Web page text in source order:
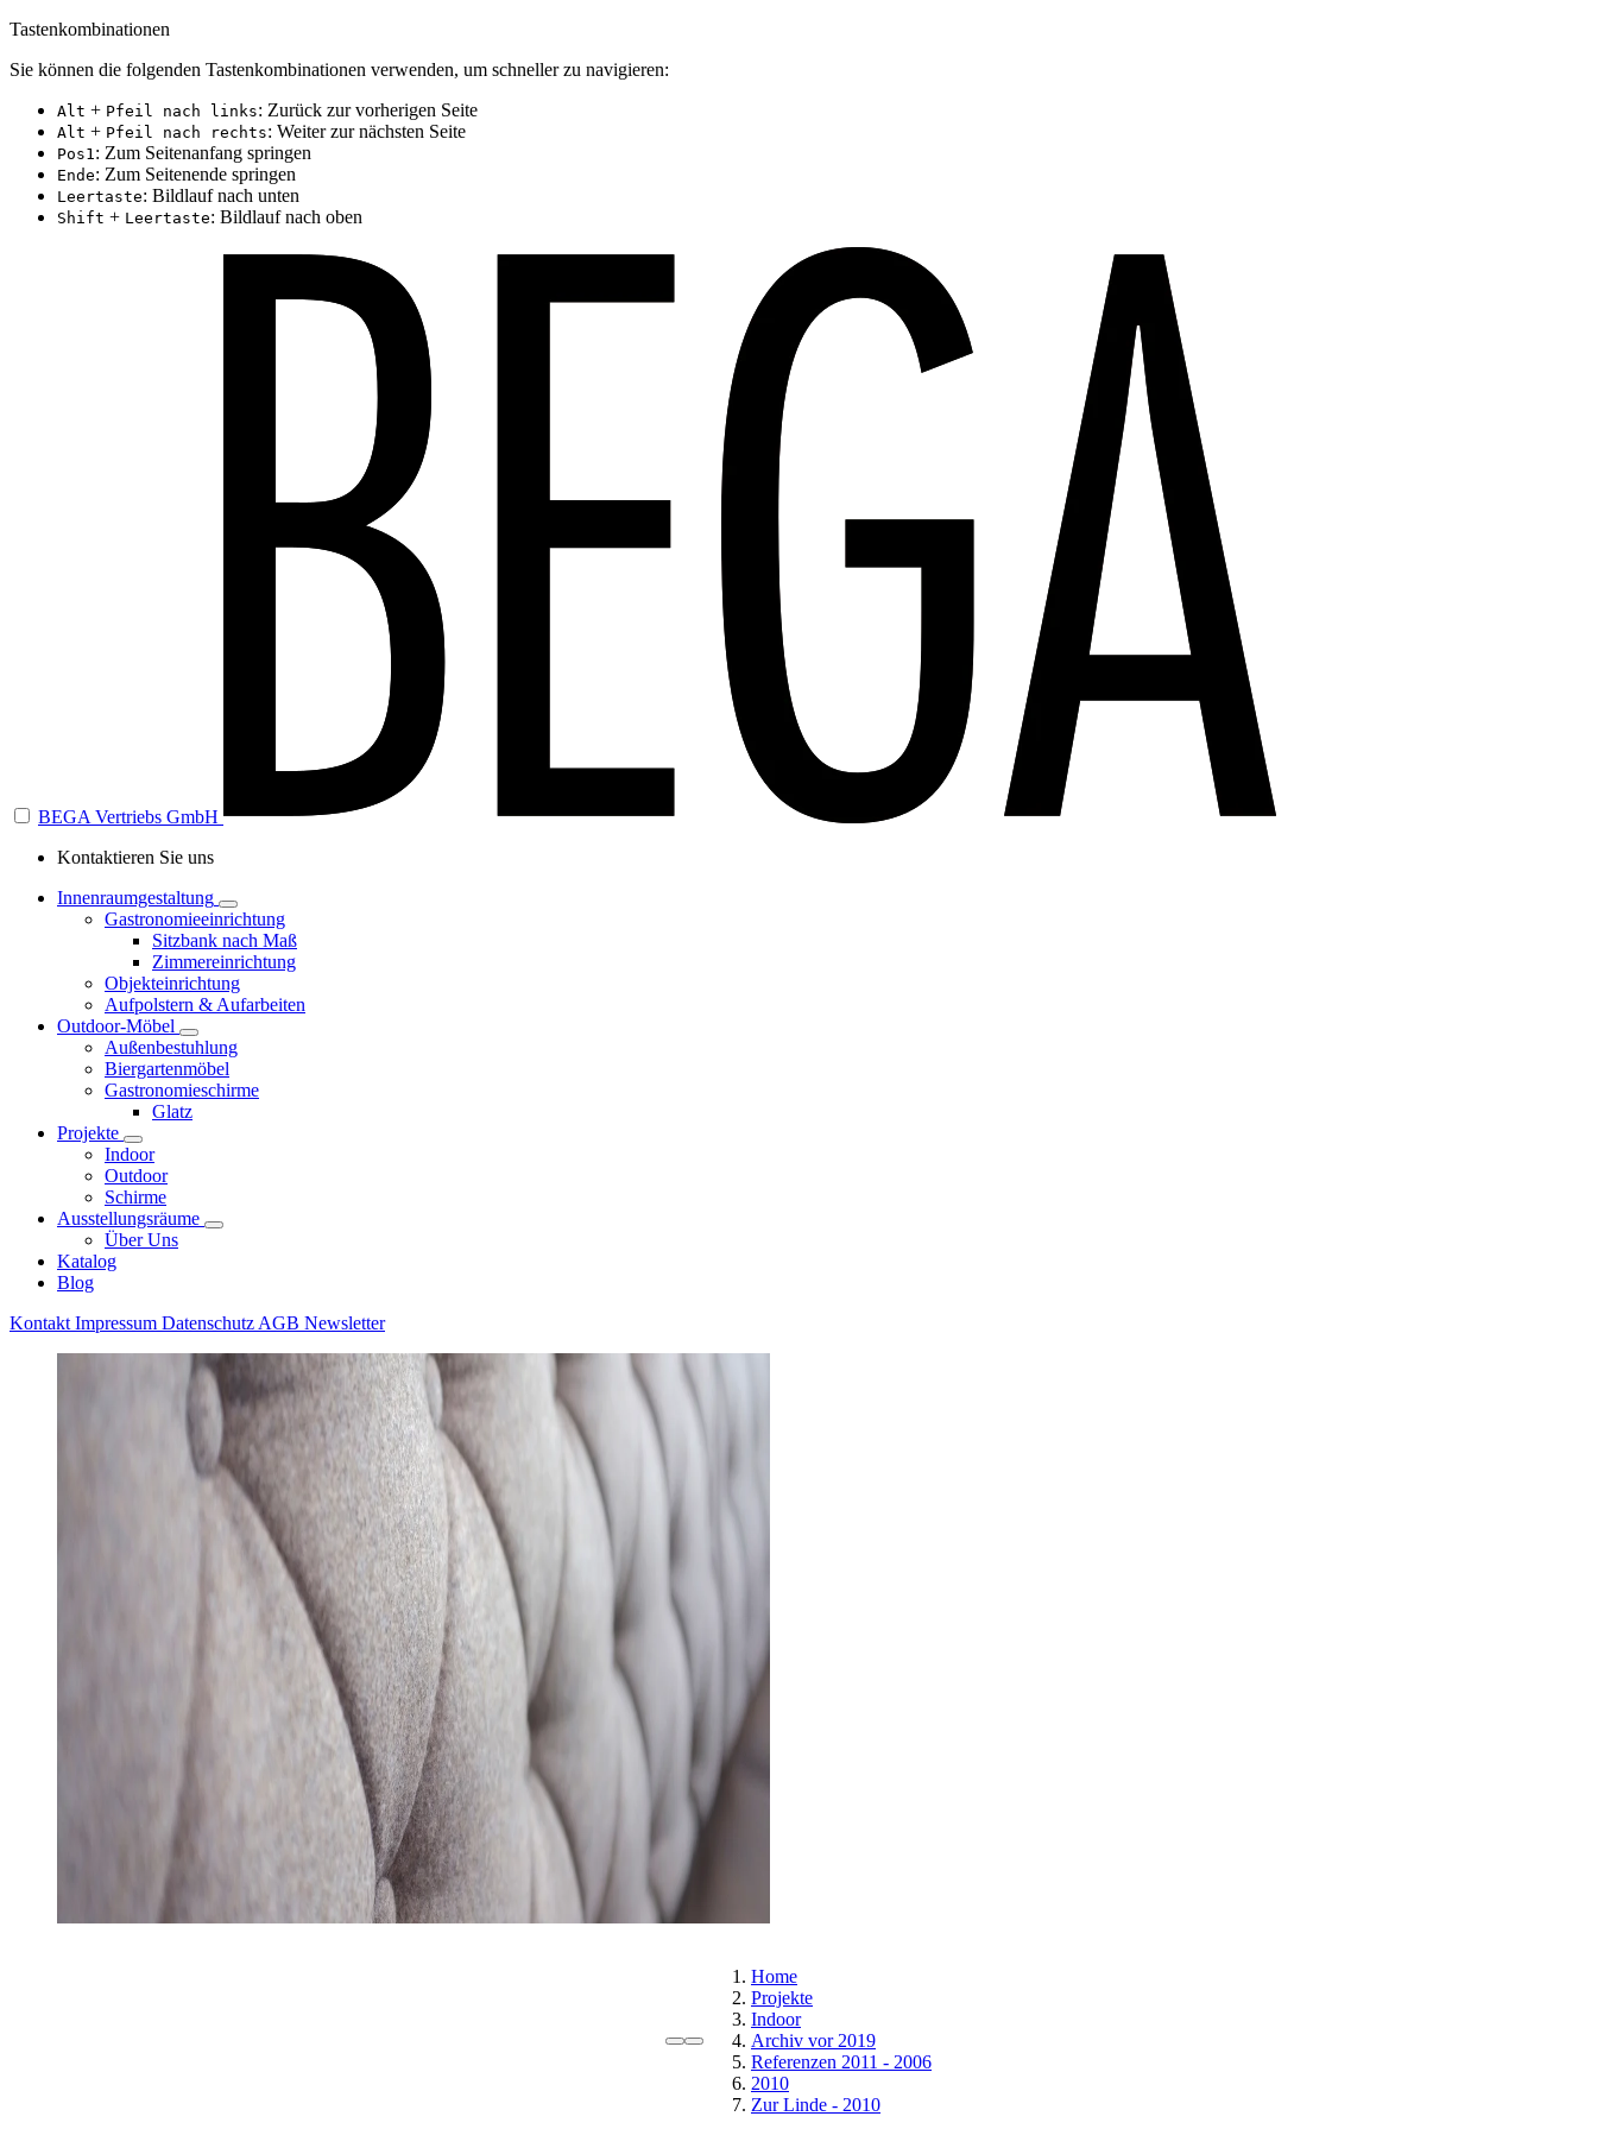
Tastenkombinationen
Sie können die folgenden Tastenkombinationen verwenden, um schneller zu navigieren:
Alt + Pfeil nach links: Zurück zur vorherigen Seite
Alt + Pfeil nach rechts: Weiter zur nächsten Seite
Pos1: Zum Seitenanfang springen
Ende: Zum Seitenende springen
Leertaste: Bildlauf nach unten
Shift + Leertaste: Bildlauf nach oben
BEGA Vertriebs GmbH
Kontaktieren Sie uns
Innenraumgestaltung
Gastronomieeinrichtung
Sitzbank nach Maß
Zimmereinrichtung
Objekteinrichtung
Aufpolstern & Aufarbeiten
Outdoor-Möbel
Außenbestuhlung
Biergartenmöbel
Gastronomieschirme
Glatz
Projekte
Indoor
Outdoor
Schirme
Ausstellungsräume
Über Uns
Katalog
Blog
Kontakt Impressum Datenschutz AGB Newsletter
Home
Projekte
Indoor
Archiv vor 2019
Referenzen 2011 - 2006
2010
Zur Linde - 2010